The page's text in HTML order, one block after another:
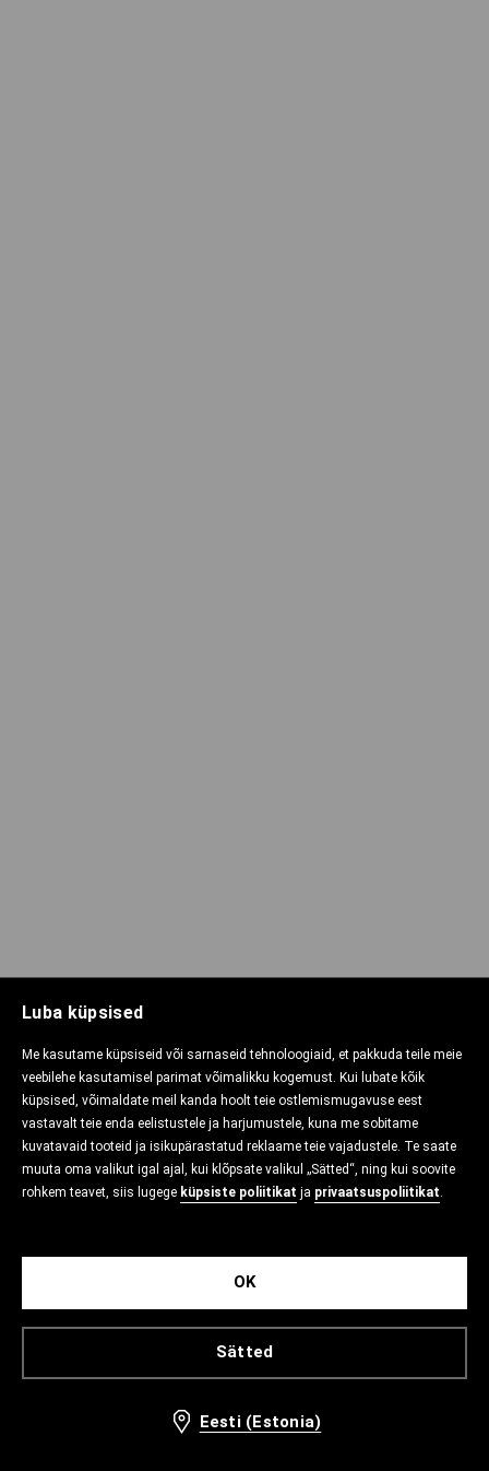
Luba küpsised
Me kasutame küpsiseid või sarnaseid tehnoloogiaid, et pakkuda teile meie
veebilehe kasutamisel parimat võimalikku kogemust. Kui lubate kõik
küpsised, võimaldate meil kanda hoolt teie ostlemismugavuse eest
vastavalt teie enda eelistustele ja harjumustele, kuna me sobitame
kuvatavaid tooteid ja isikupärastatud reklaame teie vajadustele. Te saate
muuta oma valikut igal ajal, kui klõpsate valikul „Sätted“, ning kui soovite
rohkem teavet, siis lugege küpsiste poliitikat ja privaatsuspoliitikat.
Sätted
OK
Eesti (Estonia)